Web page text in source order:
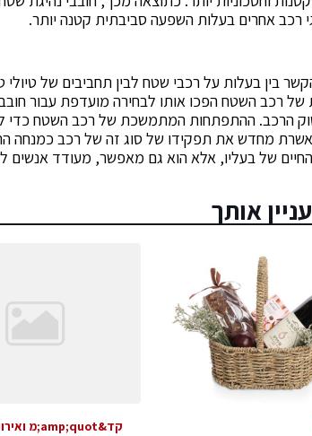
רכב אחרים בעלות השפעה סביבתית קטנה יותר.
בין בעלות על רכבי שטח לבין תחביבים של
של רכב השטח הפכו אותו לבחירה מועדפת עבור
הרכב. ההתפתחות המתמשכת של רכב השטח כדי
מחדש את תפקידו של סוג זה של רכב כמנחה
של בעליו, אלא הוא גם מאפשר, מעודד אנשים
אותך
קד&amp;quot;מ ואירועים